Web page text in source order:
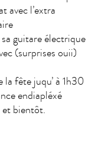
avec l’extra
guitare électrique
(surprises ouii)
fête juqu’ à 1h30
endiapléxé
et bientôt.